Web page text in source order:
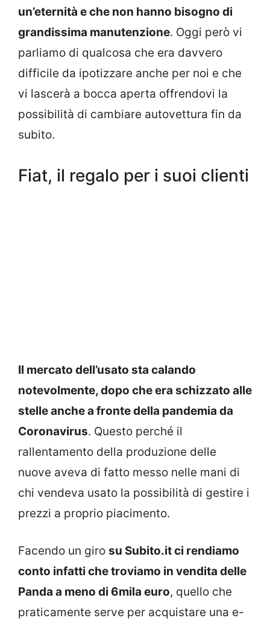
un’eternità e che non hanno bisogno di
grandissima manutenzione. Oggi però vi
parliamo di qualcosa che era davvero
difficile da ipotizzare anche per noi e che
vi lascerà a bocca aperta offrendovi la
possibilità di cambiare autovettura fin da
subito.
Fiat, il regalo per i suoi clienti
Il mercato dell’usato sta calando
notevolmente, dopo che era schizzato alle
stelle anche a fronte della pandemia da
Coronavirus. Questo perché il
rallentamento della produzione delle
nuove aveva di fatto messo nelle mani di
chi vendeva usato la possibilità di gestire i
prezzi a proprio piacimento.
Facendo un giro su Subito.it ci rendiamo
conto infatti che troviamo in vendita delle
Panda a meno di 6mila euro, quello che
praticamente serve per acquistare una e-